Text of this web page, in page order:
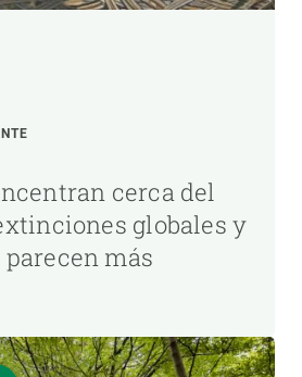
cerca del
globales y
parecen más